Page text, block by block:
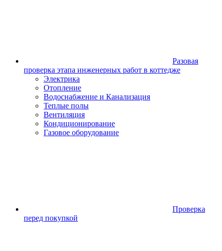
Разовая
проверка этапа инженерных работ в коттедже
Электрика
Отопление
Водоснабжение и Канализация
Теплые полы
Вентиляция
Кондиционирование
Газовое оборудование
Проверка
перед покупкой